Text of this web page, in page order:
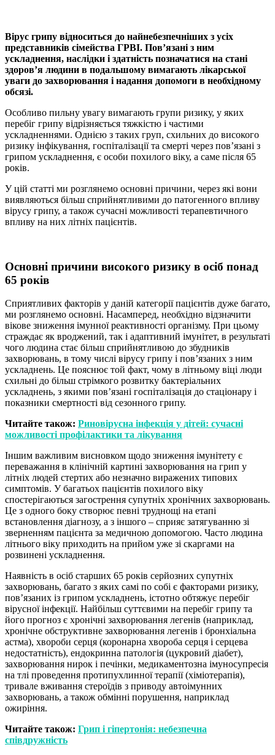
Вірус грипу відноситься до найнебезпечніших з усіх
представників сімейства ГРВІ. Пов’язані з ним
ускладнення, наслідки і здатність позначатися на стані
здоров’я людини в подальшому вимагають лікарської
уваги до захворювання і надання допомоги в необхідному
обсязі.
Особливо пильну увагу вимагають групи ризику, у яких
перебіг грипу відрізняється тяжкістю і частими
ускладненнями. Однією з таких груп, схильних до високого
ризику інфікування, госпіталізації та смерті через пов’язані з
грипом ускладнення, є особи похилого віку, а саме після 65
років.
У цій статті ми розглянемо основні причини, через які вони
виявляються більш сприйнятливими до патогенного впливу
вірусу грипу, а також сучасні можливості терапевтичного
впливу на них літніх пацієнтів.
Основні причини високого ризику в осіб понад
65 років
Сприятливих факторів у даній категорії пацієнтів дуже багато,
ми розглянемо основні. Насамперед, необхідно відзначити
вікове зниження імунної реактивності організму. При цьому
страждає як вроджений, так і адаптивний імунітет, в результаті
чого людина стає більш сприйнятливою до збудників
захворювань, в тому числі вірусу грипу і пов’язаних з ним
ускладнень. Це пояснює той факт, чому в літньому віці люди
схильні до більш стрімкого розвитку бактеріальних
ускладнень, з якими пов’язані госпіталізація до стаціонару і
показники смертності від сезонного грипу.
Читайте також: Риновірусна інфекція у дітей: сучасні
можливості профілактики та лікування
Іншим важливим висновком щодо зниження імунітету є
переважання в клінічній картині захворювання на грип у
літніх людей стертих або незначно виражених типових
симптомів. У багатьох пацієнтів похилого віку
спостерігаються загострення супутніх хронічних захворювань.
Це з одного боку створює певні труднощі на етапі
встановлення діагнозу, а з іншого – сприяє затягуванню зі
зверненням пацієнта за медичною допомогою. Часто людина
літнього віку приходить на прийом уже зі скаргами на
розвинені ускладнення.
Наявність в осіб старших 65 років серйозних супутніх
захворювань, багато з яких самі по собі є факторами ризику,
пов’язаних із грипом ускладнень, істотно обтяжує перебіг
вірусної інфекції. Найбільш суттєвими на перебіг грипу та
його прогноз є хронічні захворювання легенів (наприклад,
хронічне обструктивне захворювання легенів і бронхіальна
астма), хвороби серця (коронарна хвороба серця і серцева
недостатність), ендокринна патологія (цукровий діабет),
захворювання нирок і печінки, медикаментозна імуносупресія
на тлі проведення протипухлинної терапії (хіміотерапія),
тривале вживання стероїдів з приводу автоімунних
захворювань, а також обмінні порушення, наприклад
ожиріння.
Читайте також: Грип і гіпертонія: небезпечна
співдружність